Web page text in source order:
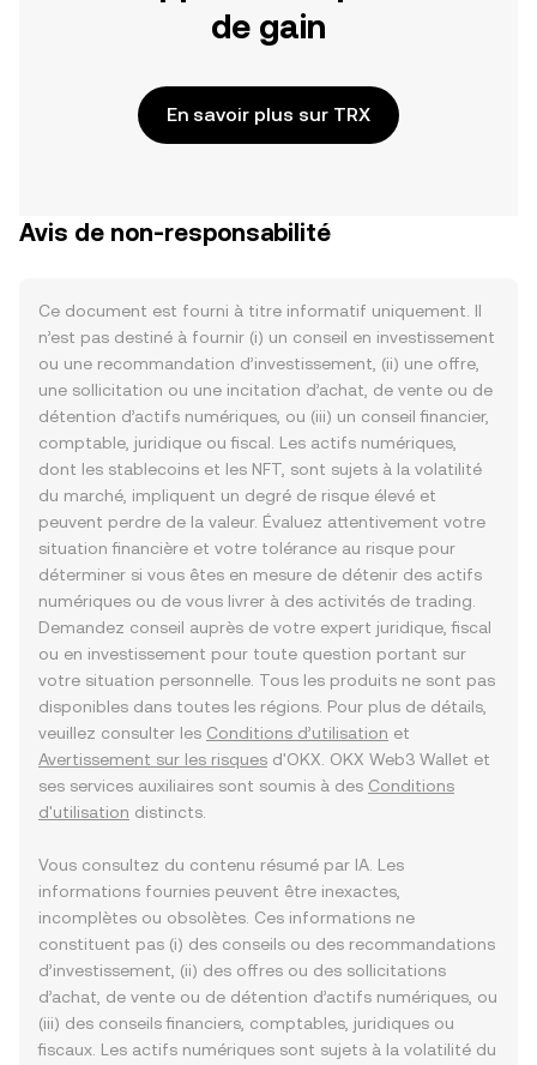
de gain
En savoir plus sur TRX
Avis de non-responsabilité
Ce document est fourni à titre informatif uniquement. Il
n’est pas destiné à fournir (i) un conseil en investissement
ou une recommandation d’investissement, (ii) une offre,
une sollicitation ou une incitation d’achat, de vente ou de
détention d’actifs numériques, ou (iii) un conseil financier,
comptable, juridique ou fiscal. Les actifs numériques,
dont les stablecoins et les NFT, sont sujets à la volatilité
du marché, impliquent un degré de risque élevé et
peuvent perdre de la valeur. Évaluez attentivement votre
situation financière et votre tolérance au risque pour
déterminer si vous êtes en mesure de détenir des actifs
numériques ou de vous livrer à des activités de trading.
Demandez conseil auprès de votre expert juridique, fiscal
ou en investissement pour toute question portant sur
votre situation personnelle. Tous les produits ne sont pas
disponibles dans toutes les régions. Pour plus de détails,
veuillez consulter les Conditions d’utilisation et
Avertissement sur les risques d'OKX. OKX Web3 Wallet et
ses services auxiliaires sont soumis à des Conditions
d'utilisation distincts.
Vous consultez du contenu résumé par IA. Les
informations fournies peuvent être inexactes,
incomplètes ou obsolètes. Ces informations ne
constituent pas (i) des conseils ou des recommandations
d’investissement, (ii) des offres ou des sollicitations
d’achat, de vente ou de détention d’actifs numériques, ou
(iii) des conseils financiers, comptables, juridiques ou
fiscaux. Les actifs numériques sont sujets à la volatilité du